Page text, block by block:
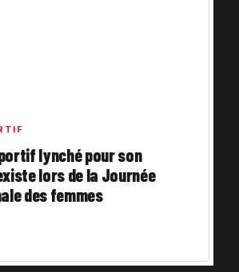
lynché pour son
lors de la Journée
des femmes